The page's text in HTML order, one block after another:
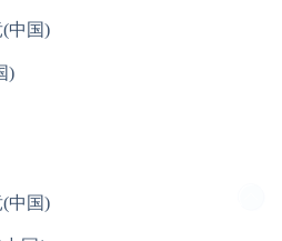
中国)
)
中国)